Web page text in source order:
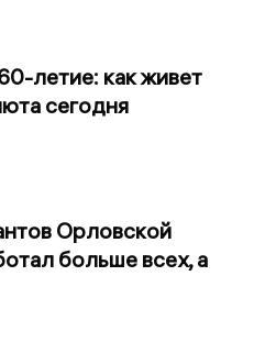
летие: как живет
сегодня
Орловской
больше всех, а